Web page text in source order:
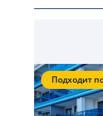
Подходит